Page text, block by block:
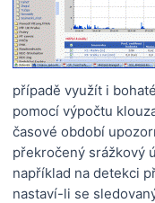
případě využít i
pomocí výpočtu
časové období
překročený srážkový
například na detekci
nastaví-li se